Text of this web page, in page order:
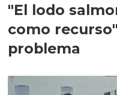
"El lodo
como
problema